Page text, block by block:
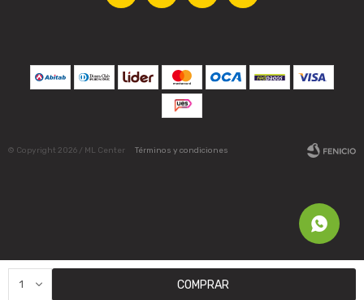
1 COMPRAR
© Copyright 2026 / ML Center Términos y condiciones
Fenicio